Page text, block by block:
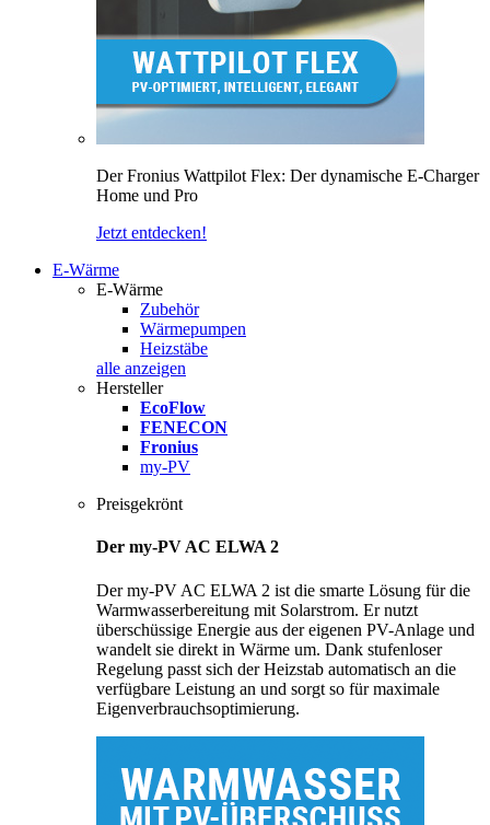
Der Fronius Wattpilot Flex: Der dynamische E-Charger
Home und Pro
Jetzt entdecken!
E-Wärme
E-Wärme
Zubehör
Wärmepumpen
Heizstäbe
alle anzeigen
Hersteller
EcoFlow
FENECON
Fronius
my-PV
Preisgekrönt
Der my-PV AC ELWA 2
Der my-PV AC ELWA 2 ist die smarte Lösung für die
Warmwasserbereitung mit Solarstrom. Er nutzt
überschüssige Energie aus der eigenen PV-Anlage und
wandelt sie direkt in Wärme um. Dank stufenloser
Regelung passt sich der Heizstab automatisch an die
verfügbare Leistung an und sorgt so für maximale
Eigenverbrauchsoptimierung.